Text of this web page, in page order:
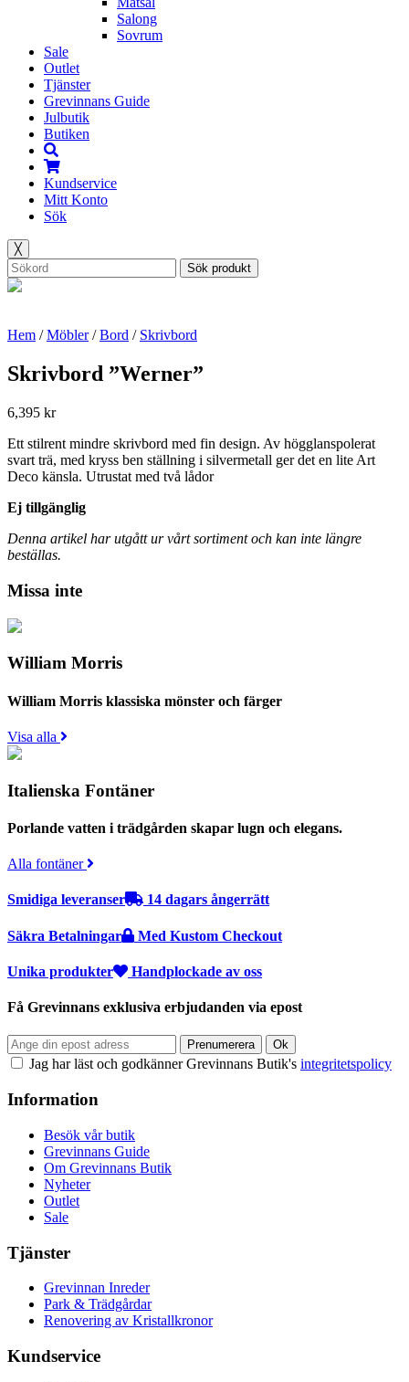
Salong
Sovrum
Sale
Outlet
Tjänster
Grevinnans Guide
Julbutik
Butiken
Kundservice
Mitt Konto
Sök
╳
Sök produkt
Hem /Möbler/Bord / Skrivbord
Skrivbord ”Werner”
6,395 kr
Ett stilrent mindre skrivbord med fin design. Av högglanspolerat
svart trä, med kryss ben ställning i silvermetall ger det en lite Art
Deco känsla. Utrustat med två lådor
Ej tillgänglig
Denna artikel har utgått ur vårt sortiment och kan inte längre
beställas.
Missa inte
William Morris
William Morris klassiska mönster och färger
Visa alla
Italienska Fontäner
Porlande vatten i trädgården skapar lugn och elegans.
Alla fontäner
Smidiga leveranser 14 dagars ångerrätt
Säkra Betalningar Med Kustom Checkout
Unika produkter Handplockade av oss
Få Grevinnans exklusiva erbjudanden via epost
Jag har läst och godkänner Grevinnans Butik's integritetspolicy
Information
Besök vår butik
Grevinnans Guide
Om Grevinnans Butik
Nyheter
Outlet
Sale
Tjänster
Grevinnan Inreder
Park & Trädgårdar
Renovering av Kristallkronor
Kundservice